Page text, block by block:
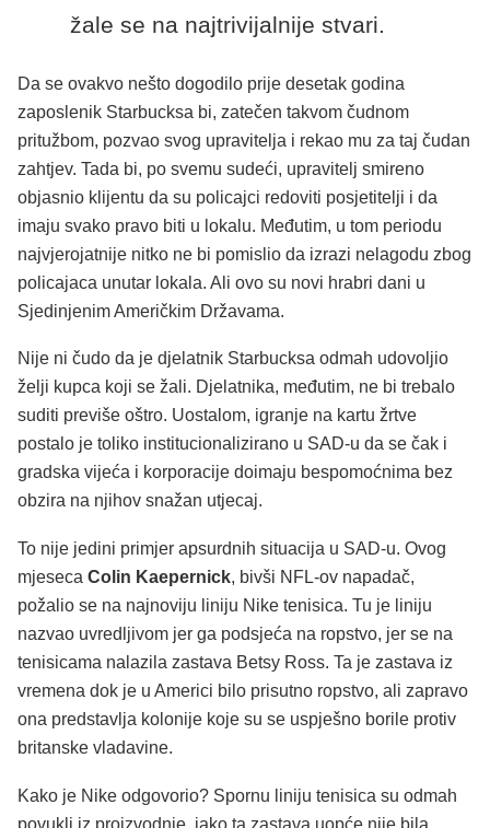
žale se na najtrivijalnije stvari.
Da se ovakvo nešto dogodilo prije desetak godina
zaposlenik Starbucksa bi, zatečen takvom čudnom
pritužbom, pozvao svog upravitelja i rekao mu za taj čudan
zahtjev. Tada bi, po svemu sudeći, upravitelj smireno
objasnio klijentu da su policajci redoviti posjetitelji i da
imaju svako pravo biti u lokalu. Međutim, u tom periodu
najvjerojatnije nitko ne bi pomislio da izrazi nelagodu zbog
policajaca unutar lokala. Ali ovo su novi hrabri dani u
Sjedinjenim Američkim Državama.
Nije ni čudo da je djelatnik Starbucksa odmah udovoljio
želji kupca koji se žali. Djelatnika, međutim, ne bi trebalo
suditi previše oštro. Uostalom, igranje na kartu žrtve
postalo je toliko institucionalizirano u SAD-u da se čak i
gradska vijeća i korporacije doimaju bespomoćnima bez
obzira na njihov snažan utjecaj.
To nije jedini primjer apsurdnih situacija u SAD-u. Ovog
mjeseca Colin Kaepernick, bivši NFL-ov napadač,
požalio se na najnoviju liniju Nike tenisica. Tu je liniju
nazvao uvredljivom jer ga podsjeća na ropstvo, jer se na
tenisicama nalazila zastava Betsy Ross. Ta je zastava iz
vremena dok je u Americi bilo prisutno ropstvo, ali zapravo
ona predstavlja kolonije koje su se uspješno borile protiv
britanske vladavine.
Kako je Nike odgovorio? Spornu liniju tenisica su odmah
povukli iz proizvodnje, iako ta zastava uopće nije bila